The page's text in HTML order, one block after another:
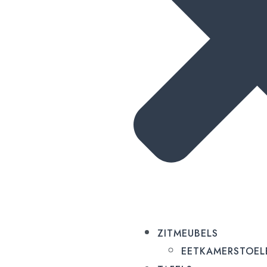
ZITMEUBELS